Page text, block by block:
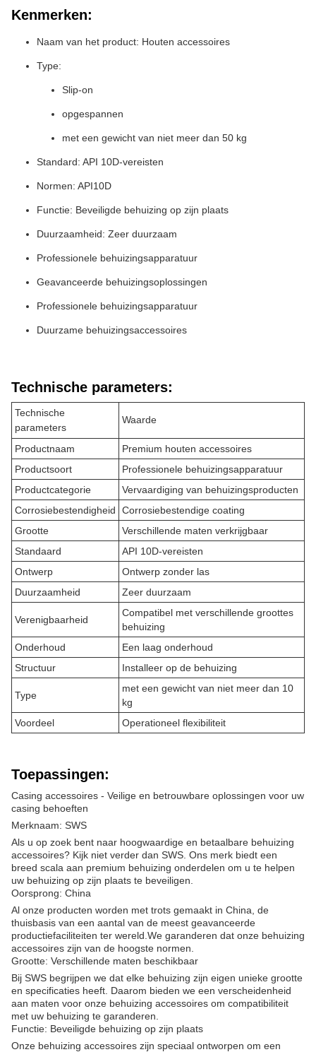
Kenmerken:
Naam van het product: Houten accessoires
Type:
Slip-on
opgespannen
met een gewicht van niet meer dan 50 kg
Standard: API 10D-vereisten
Normen: API10D
Functie: Beveiligde behuizing op zijn plaats
Duurzaamheid: Zeer duurzaam
Professionele behuizingsapparatuur
Geavanceerde behuizingsoplossingen
Professionele behuizingsapparatuur
Duurzame behuizingsaccessoires
Technische parameters:
Technische
parameters
Waarde
Productnaam
Premium houten accessoires
Productsoort
Professionele behuizingsapparatuur
Productcategorie
Vervaardiging van behuizingsproducten
Corrosiebestendigheid
Corrosiebestendige coating
Grootte
Verschillende maten verkrijgbaar
Standaard
API 10D-vereisten
Ontwerp
Ontwerp zonder las
Duurzaamheid
Zeer duurzaam
Verenigbaarheid
Compatibel met verschillende groottes
behuizing
Onderhoud
Een laag onderhoud
Structuur
Installeer op de behuizing
Type
met een gewicht van niet meer dan 10
kg
Voordeel
Operationeel flexibiliteit
Toepassingen:
Casing accessoires - Veilige en betrouwbare oplossingen voor uw
casing behoeften
Merknaam: SWS
Als u op zoek bent naar hoogwaardige en betaalbare behuizing
accessoires? Kijk niet verder dan SWS. Ons merk biedt een
breed scala aan premium behuizing onderdelen om u te helpen
uw behuizing op zijn plaats te beveiligen.
Oorsprong: China
Al onze producten worden met trots gemaakt in China, de
thuisbasis van een aantal van de meest geavanceerde
productiefaciliteiten ter wereld.We garanderen dat onze behuizing
accessoires zijn van de hoogste normen.
Grootte: Verschillende maten beschikbaar
Bij SWS begrijpen we dat elke behuizing zijn eigen unieke grootte
en specificaties heeft. Daarom bieden we een verscheidenheid
aan maten voor onze behuizing accessoires om compatibiliteit
met uw behuizing te garanderen.
Functie: Beveiligde behuizing op zijn plaats
Onze behuizing accessoires zijn speciaal ontworpen om een